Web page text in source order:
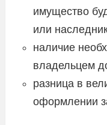
имущество
или
наличие
владельцем
разница в
оформлении